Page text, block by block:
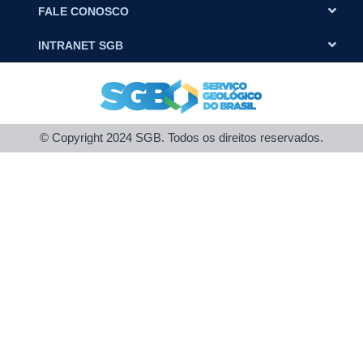
FALE CONOSCO
INTRANET SGB
© Copyright 2024 SGB. Todos os direitos reservados.